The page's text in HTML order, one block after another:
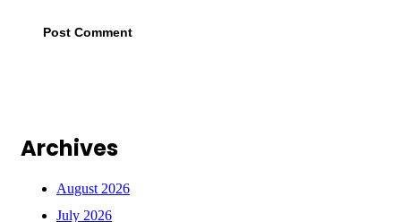
Archives
August 2026
July 2026